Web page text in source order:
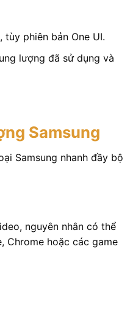
phiên bản One UI.
lượng đã sử dụng và
Samsung
Samsung nhanh đầy bộ
nguyên nhân có thể
Chrome hoặc các game